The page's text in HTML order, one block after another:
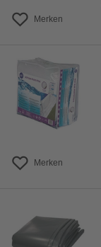
Merken
Merken